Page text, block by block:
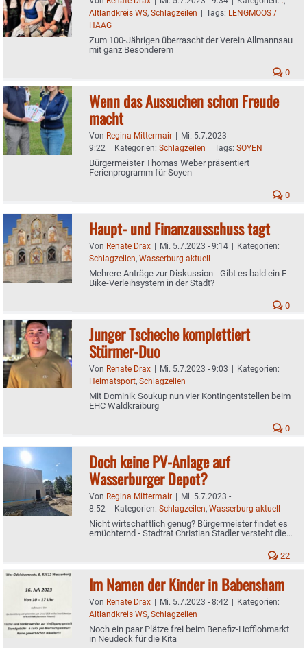
Altlandkreis WS, Schlagzeilen | Tags: LENGMOOS /
HAAG
Zum 100-Jährigen überrascht der Verein Allmannsau
mit ganz Besonderem
0
Wenn das Aussuchen schon Freude
macht
Von Regina Mittermair | Mi. 5.7.2023 -
9:22 | Kategorien: Schlagzeilen | Tags: SOYEN
Bürgermeister Thomas Weber präsentiert
Ferienprogramm für Soyen
0
Haupt- und Finanzausschuss tagt
Von Renate Drax | Mi. 5.7.2023 - 9:14 | Kategorien:
Schlagzeilen, Wasserburg aktuell
Mehrere Anträge zur Diskussion - Gibt es bald ein E-
Bike-Verleihsystem in der Stadt?
0
Junger Tscheche komplettiert
Stürmer-Duo
Von Renate Drax | Mi. 5.7.2023 - 9:03 | Kategorien:
Heimatsport, Schlagzeilen
Mit Dominik Soukup nun vier Kontingentstellen beim
EHC Waldkraiburg
0
Doch keine PV-Anlage auf
Wasserburger Depot?
Von Regina Mittermair | Mi. 5.7.2023 -
8:52 | Kategorien: Schlagzeilen, Wasserburg aktuell
Nicht wirtschaftlich genug? Bürgermeister findet es
ernüchternd - Stadtrat Christian Stadler versteht die
22
Im Namen der Kinder in Babensham
Von Renate Drax | Mi. 5.7.2023 - 8:42 | Kategorien:
Altlandkreis WS, Schlagzeilen
Noch ein paar Plätze frei beim Benefiz-Hofflohmarkt
in Neudeck für die Kita